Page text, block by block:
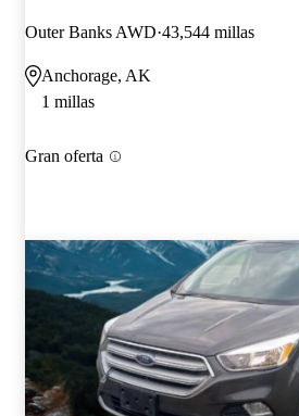
Outer Banks AWD 43,544 millas
Anchorage, AK
1 millas
Gran oferta